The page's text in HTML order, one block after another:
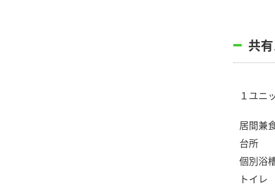
共
１ユニ
居間兼
台所
個別浴
トイレ